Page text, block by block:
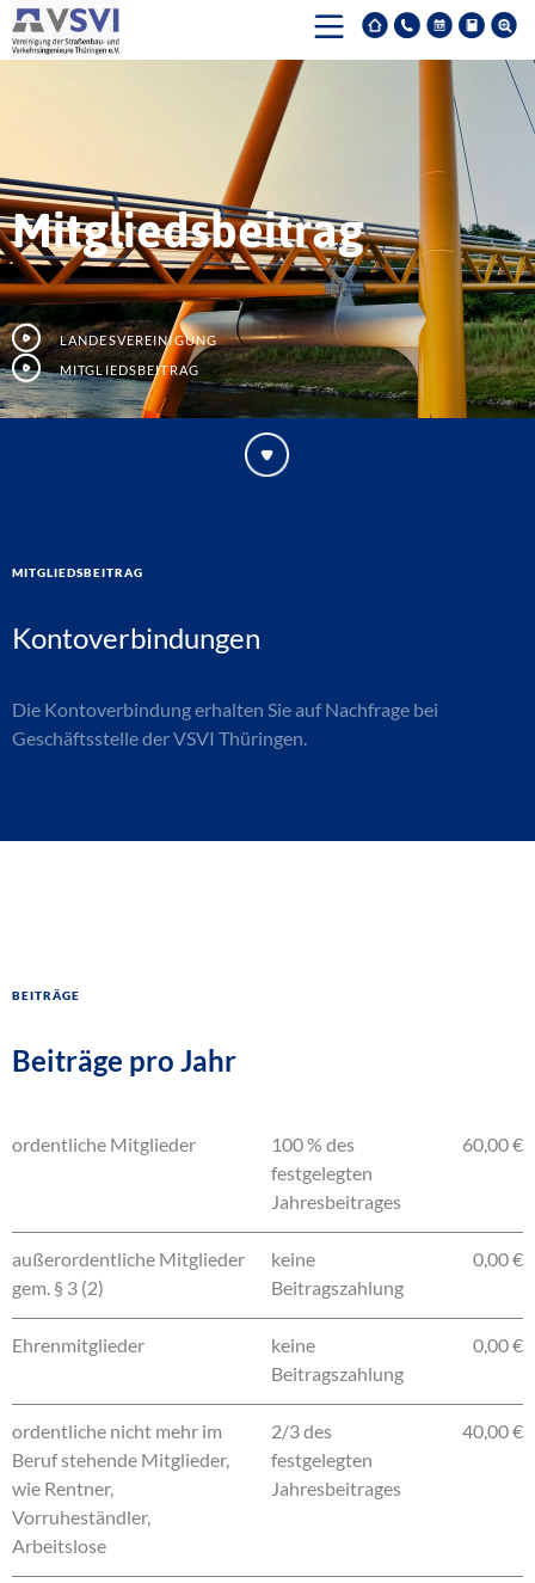
Mitgliedsbeitrag
Landesvereinigung
Mitgliedsbeitrag
Mitgliedsbeitrag
Kontoverbindungen
Die Kontoverbindung erhalten Sie auf Nachfrage bei
Geschäftsstelle der VSVI Thüringen.
Beiträge
Beiträge pro Jahr
ordentliche Mitglieder
100 % des
festgelegten
Jahresbeitrages
60,00 €
außerordentliche Mitglieder
gem. § 3 (2)
keine
Beitragszahlung
0,00 €
Ehrenmitglieder
keine
Beitragszahlung
0,00 €
ordentliche nicht mehr im
Beruf stehende Mitglieder,
wie Rentner,
Vorruheständler,
Arbeitslose
2/3 des
festgelegten
Jahresbeitrages
40,00 €